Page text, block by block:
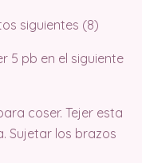
siguientes (8)
5 pb en el siguiente
coser. Tejer esta
Sujetar los brazos